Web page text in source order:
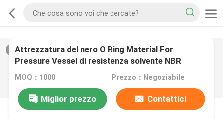
/0
Attrezzatura del nero O Ring Material For
Pressure Vessel di resistenza solvente NBR
MOQ：1000 Prezzo：Negoziabile
Miglior prezzo
Contattici
DESCRIZIONE DI PRODOTTO